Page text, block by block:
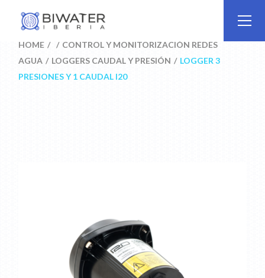
content
HOME
CONTROL Y MONITORIZACIÓN REDES
AGUA
LOGGERS CAUDAL Y PRESIÓN
LOGGER 3
PRESIONES Y 1 CAUDAL I20